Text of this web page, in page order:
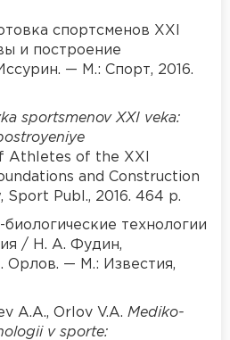
спортсменов XXI
и построение
— М.: Спорт, 2016.
sportsmenov XXI veka:
Athletes of the XXI
and Construction
Sport Publ., 2016. 464 p.
технологии
/ Н. А. Фудин,
Орлов. — М.: Известия,
A.A., Orlov V.A. Mediko-
v sporte: